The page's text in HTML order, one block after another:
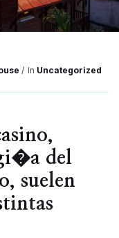
In Uncategorized
del
suelen